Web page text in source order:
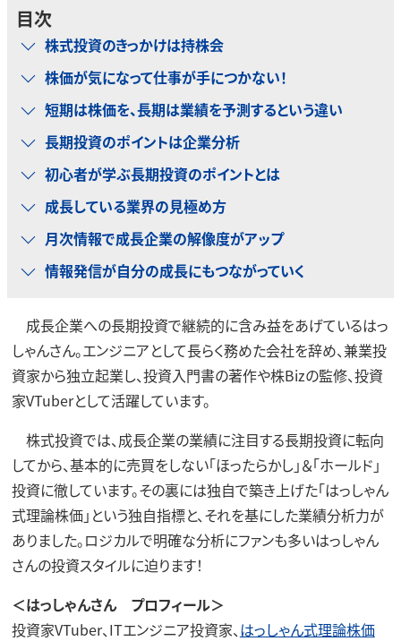
目次
株式投資のきっかけは持株会
株価が気になって仕事が手につかない！
短期は株価を、長期は業績を予測するという違い
長期投資のポイントは企業分析
初心者が学ぶ長期投資のポイントとは
成長している業界の見極め方
月次情報で成長企業の解像度がアップ
情報発信が自分の成長にもつながっていく
成長企業への長期投資で継続的に含み益をあげているはっ
しゃんさん。エンジニアとして長らく務めた会社を辞め、兼業投
資家から独立起業し、投資入門書の著作や株Bizの監修、投資
家VTuberとして活躍しています。
株式投資では、成長企業の業績に注目する長期投資に転向
してから、基本的に売買をしない「ほったらかし」＆「ホールド」
投資に徹しています。その裏には独自で築き上げた「はっしゃん
式理論株価」という独自指標と、それを基にした業績分析力が
ありました。ロジカルで明確な分析にファンも多いはっしゃん
さんの投資スタイルに迫ります！
＜はっしゃんさん プロフィール＞
投資家VTuber、ITエンジニア投資家、はっしゃん式理論株価